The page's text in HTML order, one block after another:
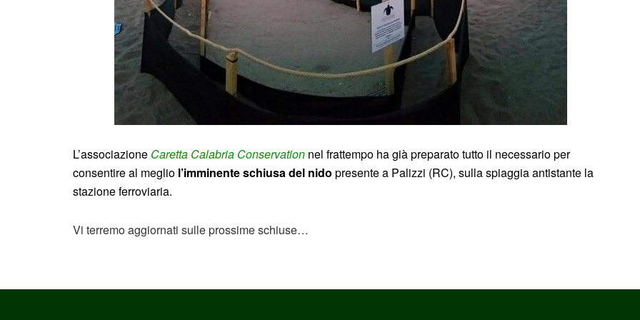
L’associazione Caretta Calabria Conservation nel frattempo ha già preparato tutto il necessario per
consentire al meglio l’imminente schiusa del nido presente a Palizzi (RC), sulla spiaggia antistante la
stazione ferroviaria.
Vi terremo aggiornati sulle prossime schiuse…